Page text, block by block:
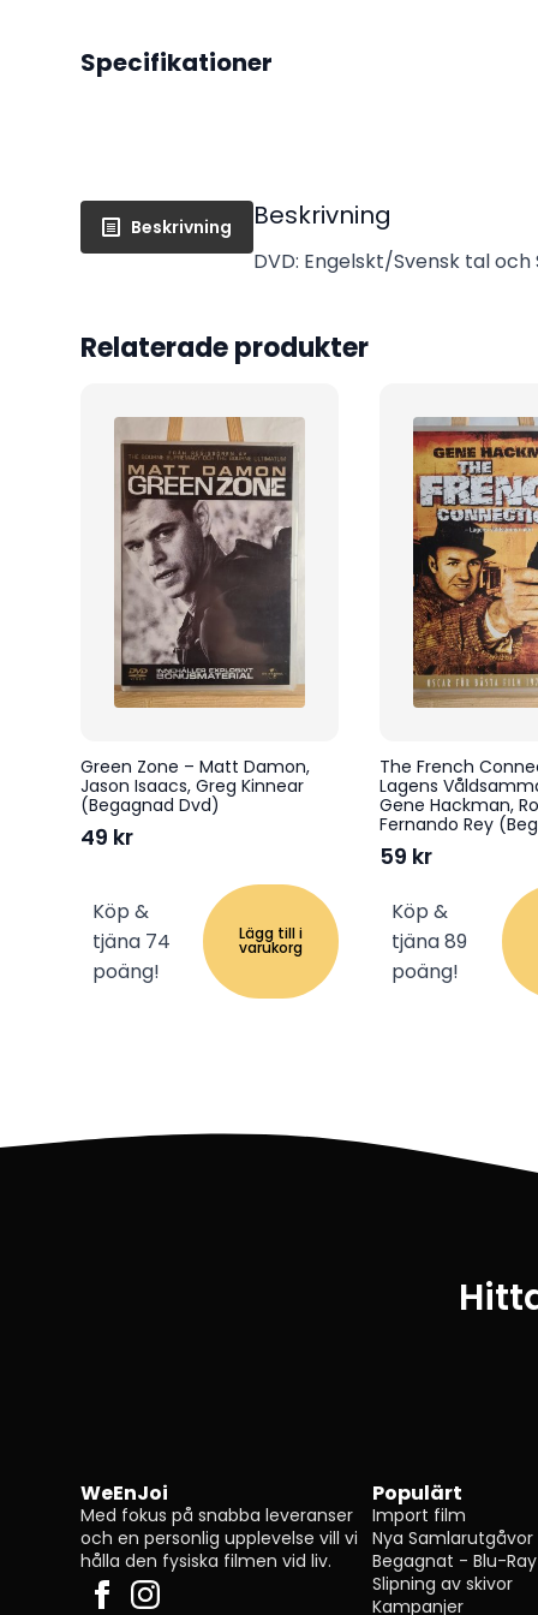
Specifikationer
Beskrivning Beskrivning
DVD: Engelskt/Svensk tal och
Relaterade produkter
Green Zone – Matt Damon,
Jason Isaacs, Greg Kinnear
(Begagnad Dvd)
49 kr
Köp &
tjäna 74
poäng!
Lägg till i
varukorg
The French
Lagens
Gene Hackman,
Fernando Rey
59 kr
Köp &
tjäna 89
poäng!
WeEnJoi
Med fokus på snabba leveranser
och en personlig upplevelse vill vi
hålla den fysiska filmen vid liv.
Populärt
Import film
Nya Samlarutgåvor
Begagnat - Blu-Ray
Slipning av skivor
Kampanjer